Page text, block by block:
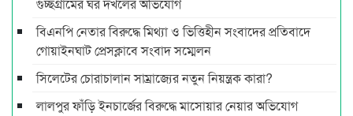
গুচ্ছগ্রামের ঘর দখলের অভিযোগ
বিএনপি নেতার বিরুদ্ধে মিথ্যা ও ভিত্তিহীন সংবাদের প্রতিবাদে
গোয়াইনঘাট প্রেসক্লাবে সংবাদ সম্মেলন
সিলেটের চোরাচালান সাম্রাজ্যের নতুন নিয়ন্ত্রক কারা?
লালপুর ফাঁড়ি ইনচার্জের বিরুদ্ধে মাসোয়ার নেয়ার অভিযোগ